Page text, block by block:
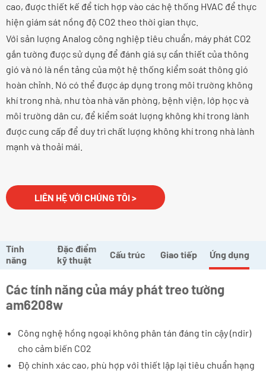
cao, được thiết kế để tích hợp vào các hệ thống HVAC để thực
hiện giám sát nồng độ CO2 theo thời gian thực.
Với sản lượng Analog công nghiệp tiêu chuẩn, máy phát CO2
gắn tường được sử dụng để đánh giá sự cần thiết của thông
gió và nó là nền tảng của một hệ thống kiểm soát thông gió
hoàn chỉnh. Nó có thể được áp dụng trong môi trường không
khí trong nhà, như tòa nhà văn phòng, bệnh viện, lớp học và
môi trường dân cư, để kiểm soát lượng không khí trong lành
được cung cấp để duy trì chất lượng không khí trong nhà lành
mạnh và thoải mái.
LIÊN HỆ VỚI CHÚNG TÔI >
Tính
năng
Đặc điểm
kỹ thuật
Cấu trúc Giao tiếp Ứng dụng
Các tính năng của máy phát treo tường
am6208w
Công nghệ hồng ngoại không phân tán đáng tin cậy (ndir)
cho cảm biến CO2
Độ chính xác cao, phù hợp với thiết lập lại tiêu chuẩn hạng